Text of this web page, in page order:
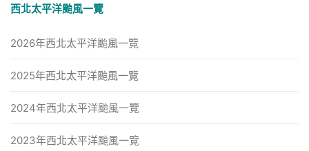
字:
西北太平洋颱風一覽
2026年西北太平洋颱風一覽
2025年西北太平洋颱風一覽
2024年西北太平洋颱風一覽
2023年西北太平洋颱風一覽